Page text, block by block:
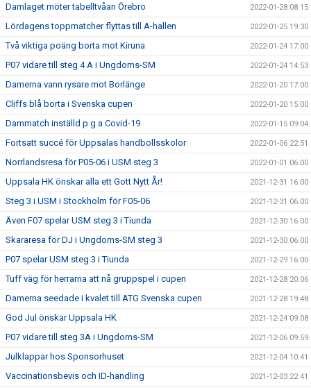
Damlaget möter tabelltvåan Örebro 2022-01-28 08:15
Lördagens toppmatcher flyttas till A-hallen 2022-01-25 19:30
Två viktiga poäng borta mot Kiruna 2022-01-24 17:00
P07 vidare till steg 4 A i Ungdoms-SM 2022-01-24 14:53
Damerna vann rysare mot Borlänge 2022-01-20 17:00
Cliffs blå borta i Svenska cupen 2022-01-20 15:00
Dammatch inställd p g a Covid-19 2022-01-15 09:04
Fortsatt succé för Uppsalas handbollsskolor 2022-01-06 22:51
Norrlandsresa för P05-06 i USM steg 3 2022-01-01 06:00
Uppsala HK önskar alla ett Gott Nytt År! 2021-12-31 16:00
Steg 3 i USM i Stockholm för F05-06 2021-12-31 06:00
Även F07 spelar USM steg 3 i Tiunda 2021-12-30 16:00
Skararesa för DJ i Ungdoms-SM steg 3 2021-12-30 06:00
P07 spelar USM steg 3 i Tiunda 2021-12-29 16:00
Tuff väg för herrarna att nå gruppspel i cupen 2021-12-28 20:06
Damerna seedade i kvalet till ATG Svenska cupen 2021-12-28 19:48
God Jul önskar Uppsala HK 2021-12-24 09:08
P07 vidare till steg 3A i Ungdoms-SM 2021-12-06 09:59
Julklappar hos Sponsorhuset 2021-12-04 10:41
Vaccinationsbevis och ID-handling 2021-12-03 22:41